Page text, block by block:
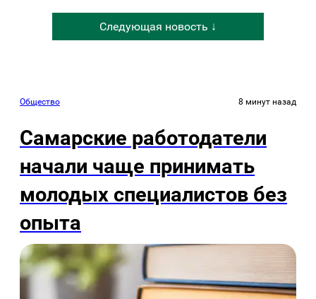
Следующая новость ↓
Общество 8 минут назад
Самарские работодатели
начали чаще принимать
молодых специалистов без
опыта